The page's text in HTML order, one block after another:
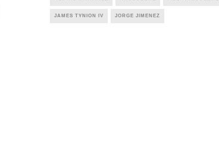
JAMES TYNION IV JORGE JIMENEZ